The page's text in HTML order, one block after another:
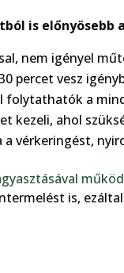
is előnyösebb
nem igényel
percet vesz
folytathatók a
kezeli, ahol
vérkeringést,
is,